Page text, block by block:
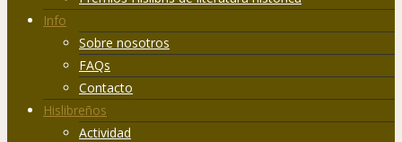
Info
Sobre nosotros
FAQs
Contacto
Hislibreños
Actividad